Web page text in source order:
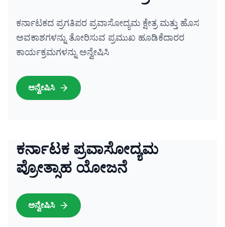
ಕರ್ನಾಟಕದ ಪ್ರಗತಿಪರ ಪ್ರವಾಸೋದ್ಯಮ ಕ್ಷೇತ್ರ ಮತ್ತು ಹೊಸ
ಅವಕಾಶಗಳನ್ನು ತೋರಿಸುವ ಪ್ರಮುಖ ಹೂಡಿಕೆದಾರರ
ಕಾರ್ಯಕ್ರಮಗಳನ್ನು ಅನ್ವೇಷಿಸಿ
ಅನ್ವೇಷಿಸಿ
ಕರ್ನಾಟಕ ಪ್ರವಾಸೋದ್ಯಮ
ಪ್ರೋತ್ಸಾಹ ಯೋಜನೆ
ಅನ್ವೇಷಿಸಿ